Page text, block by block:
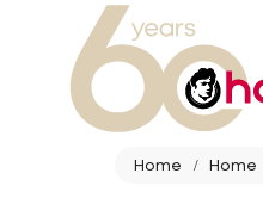
Home Home